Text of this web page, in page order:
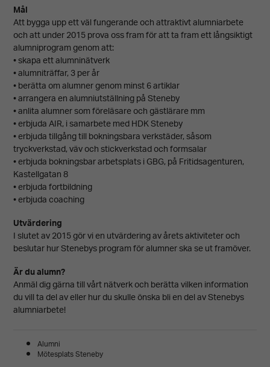
Mål
Att bygga upp ett väl fungerande och attraktivt alumniarbete
och att under 2015 prova oss fram för att ta fram ett långsiktigt
alumniprogram genom att:
• skapa ett alumninätverk
• alumniträffar, 3 per år
• berätta om alumner genom minst 6 artiklar
• arrangera en alumniutställning på Steneby
• anlita alumner som föreläsare och gästlärare mm
• erbjuda AIR, i samarbete med HDK Steneby
• erbjuda tillgång till bokningsbara verkstäder, såsom
tryckverkstad, väv och stickverkstad och formsalar
• erbjuda bokningsbar arbetsplats i GBG, på Fritidsagenturen,
Kastellgatan 8
• erbjuda fortbildning
• erbjuda coaching
Utvärdering
I slutet av 2015 gör vi en utvärdering av årets aktiviteter och
beslutar hur Stenebys program för alumner ska se ut framöver.
Är du alumn?
Anmäl dig gärna till vårt nätverk och berätta vilken information
du vill ta del av eller hur du skulle önska bli en del av Stenebys
alumniarbete!
Alumni
Mötesplats Steneby
Nödvändiga